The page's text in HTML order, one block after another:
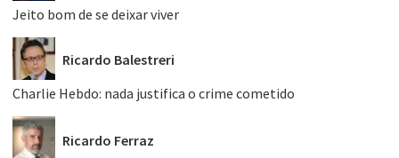
Jeito bom de se deixar viver
Ricardo Balestreri
Charlie Hebdo: nada justifica o crime cometido
Ricardo Ferraz